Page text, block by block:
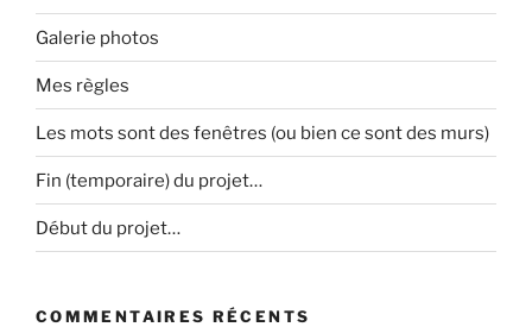
Galerie photos
Mes règles
Les mots sont des fenêtres (ou bien ce sont des murs)
Fin (temporaire) du projet…
Début du projet…
COMMENTAIRES RÉCENTS